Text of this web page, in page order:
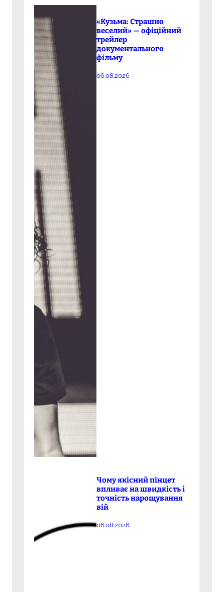
«Кузьма: Страшно
веселий» — офіційний
трейлер
документального
фільму
06.08.2026
Чому якісний пінцет
впливає на швидкість і
точність нарощування
вій
06.08.2026